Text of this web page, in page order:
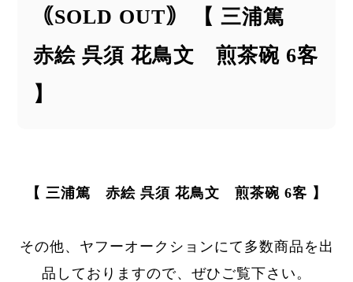
｟SOLD OUT｠ 【 三浦篤
赤絵 呉須 花鳥文 煎茶碗 6客
】
【 三浦篤 赤絵 呉須 花鳥文 煎茶碗 6客 】
その他、ヤフーオークションにて多数商品を出
品しておりますので、ぜひご覧下さい。